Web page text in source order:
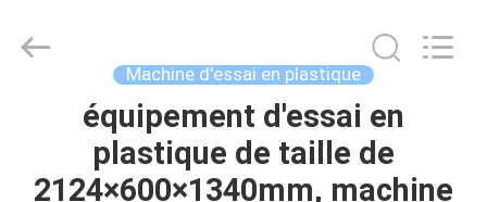
MAISON
DES
INSTRUMENT
CO.,LTD.
Machine d'essai en plastique
équipement d'essai en
plastique de taille de
2124×600×1340mm, machine